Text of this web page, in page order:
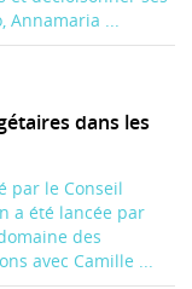
Annamaria ...
dans les
par le Conseil
a été lancée par
des
avec Camille ...